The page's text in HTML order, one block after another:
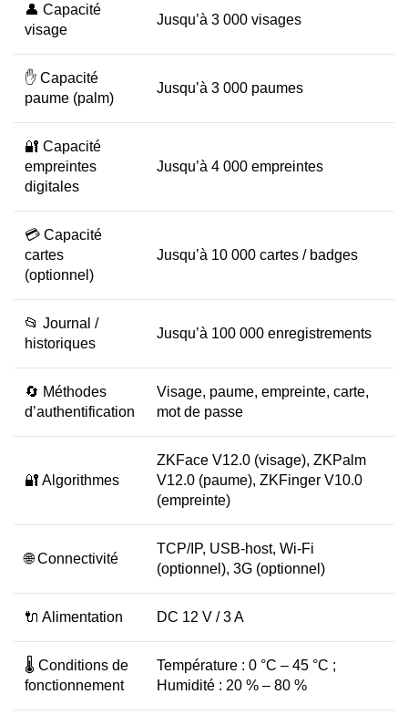
👤 Capacité
visage
Jusqu’à 3 000 visages
✋ Capacité
paume (palm)
Jusqu’à 3 000 paumes
🔐 Capacité
empreintes
digitales
Jusqu’à 4 000 empreintes
💳 Capacité
cartes
(optionnel)
Jusqu’à 10 000 cartes / badges
📂 Journal /
historiques
Jusqu’à 100 000 enregistrements
🔄 Méthodes
d’authentification
Visage, paume, empreinte, carte,
mot de passe
🔐 Algorithmes
ZKFace V12.0 (visage), ZKPalm
V12.0 (paume), ZKFinger V10.0
(empreinte)
🌐 Connectivité
TCP/IP, USB-host, Wi-Fi
(optionnel), 3G (optionnel)
🔌 Alimentation DC 12 V / 3 A
🌡️ Conditions de
fonctionnement
Température : 0 °C – 45 °C ;
Humidité : 20 % – 80 %